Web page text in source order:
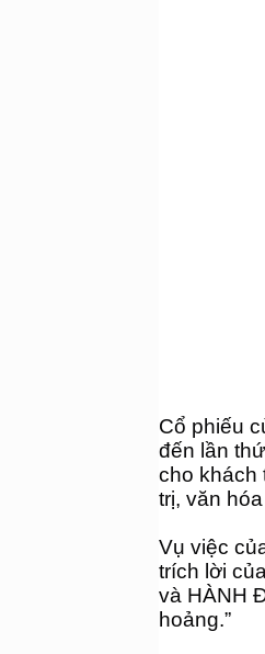
Cổ phiếu
đến lần
cho khách
trị, văn
Vụ việc
trích lời
và HÀNH
hoảng.”